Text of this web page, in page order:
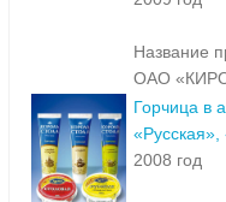
Название
ОАО
Горчица в
2008 год